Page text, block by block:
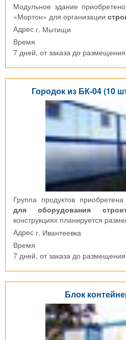
Модульное здание
«Мортон» для организации
Адрес г. Мытищи
Время
7 дней, от заказа до размещения
Городок из БК-04 (10
Группа продуктов
для оборудования
конструкциях планируется
Адрес г. Ивантеевка
Время
7 дней, от заказа до размещения
Блок